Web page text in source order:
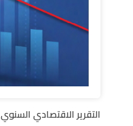
التقرير الاقتصادي السنوي 2020